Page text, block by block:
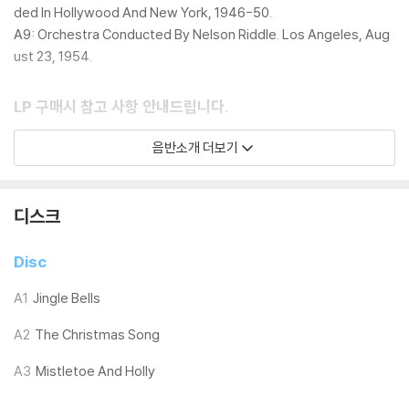
ded In Hollywood And New York, 1946-50.
A9: Orchestra Conducted By Nelson Riddle. Los Angeles, Aug
ust 23, 1954.
LP 구매시 참고 사항 안내드립니다.
1) 제작/배송 과정에 따라 경미한 재킷 주름, 모서리 눌림, 갈라짐이 발생
있습니다.
외관상 불량 확인되는 상품을 개봉 시엔 반품/교환 처리 불가합니다.
2) 디스크 라벨은 공정상 매끄럽게 부착되지 않을 수도 있으며 겉포장 비
3) 일본 제작 LP는 대부분 겉비닐이 밀봉되어 있지 않습니다.
※ 재생 불량
1) 침압 조절 기능이 없는 턴테이블을 사용하시는 경우, (주로 올인원 형태
음반소개 더보기
디스크
Disc
A1 Jingle Bells
A2 The Christmas Song
A3 Mistletoe And Holly